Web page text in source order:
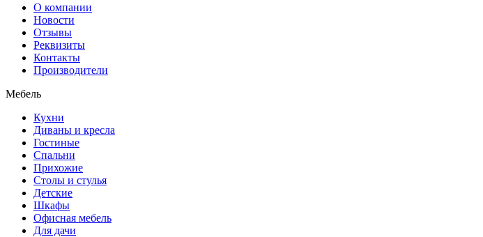
О компании
Новости
Отзывы
Реквизиты
Контакты
Производители
Мебель
Кухни
Диваны и кресла
Гостиные
Спальни
Прихожие
Столы и стулья
Детские
Шкафы
Офисная мебель
Для дачи